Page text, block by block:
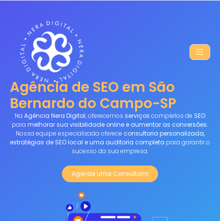
Agência de SEO em São
Bernardo do Campo-SP
Na Agência Nera Digital, oferecemos serviços completos de SEO
para melhorar sua visibilidade online e aumentar as conversões.
Nossa equipe especializada oferece consultoria personalizada,
estratégias de SEO local e uma auditoria completa para garantir o
sucesso da sua empresa.
Agende uma Consultoria